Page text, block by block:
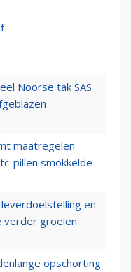
Noorse tak SAS
maatregelen
pillen smokkelde
en
groeien
opschorting